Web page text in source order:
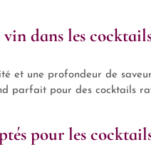
vin dans les
et une profondeur de
parfait pour des cocktails
pour les